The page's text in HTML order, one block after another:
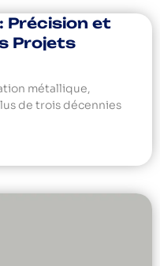
Précision et
Projets
métallique,
de trois décennies